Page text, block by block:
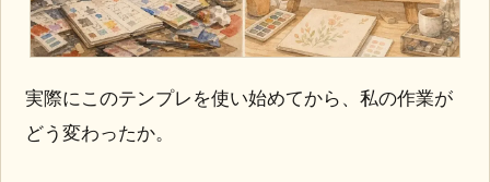
実際にこのテンプレを使い始めてから、私の作業が
どう変わったか。